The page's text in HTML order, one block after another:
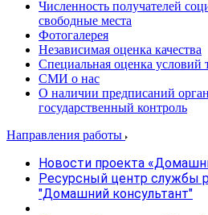
Численность получателей
свободные места
Фотогалерея
Независимая оценка качества
Специальная оценка
СМИ о нас
О наличии предписаний
государственный контроль
Направления работы
Новости проекта
Ресурсный центр службы
"Домашний консультант"